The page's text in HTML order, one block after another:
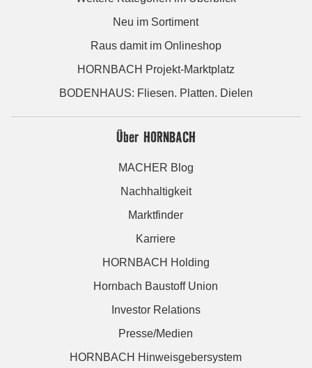
Neu im Sortiment
Raus damit im Onlineshop
HORNBACH Projekt-Marktplatz
BODENHAUS: Fliesen. Platten. Dielen
Über HORNBACH
MACHER Blog
Nachhaltigkeit
Marktfinder
Karriere
HORNBACH Holding
Hornbach Baustoff Union
Investor Relations
Presse/Medien
HORNBACH Hinweisgebersystem